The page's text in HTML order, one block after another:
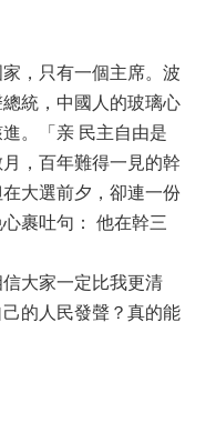
，只有一個主席。波
統，中國人的玻璃心
。「亲 民主自由是
，百年難得一見的幹
大選前夕，卻連一份
裹吐句： 他在幹三
大家一定比我更清
的人民發聲？真的能